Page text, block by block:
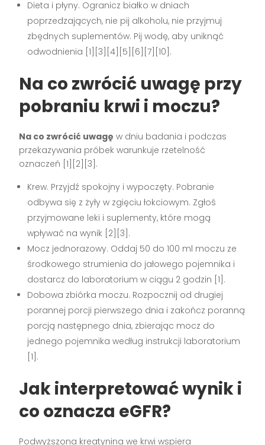
Dieta i płyny. Ogranicz białko w dniach
poprzedzających, nie pij alkoholu, nie przyjmuj
zbędnych suplementów. Pij wodę, aby uniknąć
odwodnienia [1][3][4][5][6][7][10].
Na co zwrócić uwagę przy
pobraniu krwi i moczu?
Na co zwrócić uwagę w dniu badania i podczas
przekazywania próbek warunkuje rzetelność
oznaczeń [1][2][3].
Krew. Przyjdź spokojny i wypoczęty. Pobranie
odbywa się z żyły w zgięciu łokciowym. Zgłoś
przyjmowane leki i suplementy, które mogą
wpływać na wynik [2][3].
Mocz jednorazowy. Oddaj 50 do 100 ml moczu ze
środkowego strumienia do jałowego pojemnika i
dostarcz do laboratorium w ciągu 2 godzin [1].
Dobowa zbiórka moczu. Rozpocznij od drugiej
porannej porcji pierwszego dnia i zakończ poranną
porcją następnego dnia, zbierając mocz do
jednego pojemnika według instrukcji laboratorium
[1].
Jak interpretować wynik i
co oznacza eGFR?
Podwyższona kreatynina we krwi wspiera